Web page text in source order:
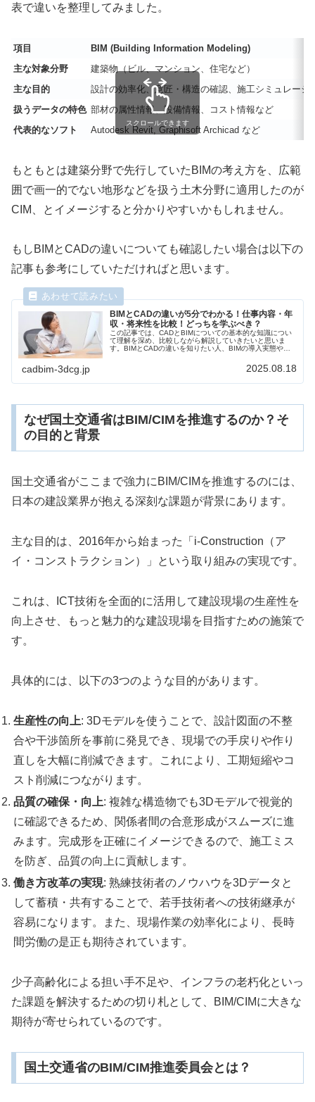
表で違いを整理してみました。
項目
BIM (Building Information Modeling)
主な対象分野
建築物（ビル、マンション、住宅など）
主な目的
設計の効率化、意匠・構造の確認、施工シミュレーシ
扱うデータの特色 部材の属性情報、設備情報、コスト情報など
代表的なソフト
Autodesk Revit, Graphisoft Archicad など
スクロールできます
もともとは建築分野で先行していたBIMの考え方を、広範
囲で画一的でない地形などを扱う土木分野に適用したのが
CIM、とイメージすると分かりやすいかもしれません。
もしBIMとCADの違いについても確認したい場合は以下の
記事も参考にしていただければと思います。
BIMとCADの違いが5分でわかる！仕事内容・年
収・将来性を比較！どっちを学ぶべき？
この記事では、CADとBIMについての基本的な知識につい
て理解を深め、比較しながら解説していきたいと思いま
す。BIMとCADの違いを知りたい人、BIMの導入実態や、
cadbim-3dcg.jp 2025.08.18
なぜ国土交通省はBIM/CIMを推進するのか？そ
の目的と背景
国土交通省がここまで強力にBIM/CIMを推進するのには、
日本の建設業界が抱える深刻な課題が背景にあります。
主な目的は、2016年から始まった「i-Construction（ア
イ・コンストラクション）」という取り組みの実現です。
これは、ICT技術を全面的に活用して建設現場の生産性を
向上させ、もっと魅力的な建設現場を目指すための施策で
す。
具体的には、以下の3つのような目的があります。
生産性の向上: 3Dモデルを使うことで、設計図面の不整
合や干渉箇所を事前に発見でき、現場での手戻りや作り
直しを大幅に削減できます。これにより、工期短縮やコ
スト削減につながります。
品質の確保・向上: 複雑な構造物でも3Dモデルで視覚的
に確認できるため、関係者間の合意形成がスムーズに進
みます。完成形を正確にイメージできるので、施工ミス
を防ぎ、品質の向上に貢献します。
働き方改革の実現: 熟練技術者のノウハウを3Dデータと
して蓄積・共有することで、若手技術者への技術継承が
容易になります。また、現場作業の効率化により、長時
間労働の是正も期待されています。
少子高齢化による担い手不足や、インフラの老朽化といっ
た課題を解決するための切り札として、BIM/CIMに大きな
期待が寄せられているのです。
国土交通省のBIM/CIM推進委員会とは？